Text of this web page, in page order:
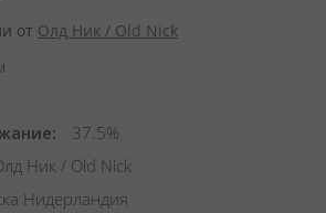
от Олд Ник / Old Nick
37.5%
Ник / Old Nick
Нидерландия